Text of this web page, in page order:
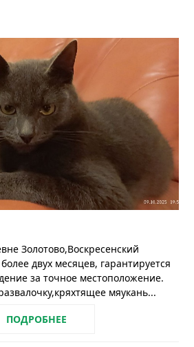
Золотово,Воскресенский
двух месяцев, гарантируется
за точное местоположение.
мяукань...
ПОДРОБНЕЕ